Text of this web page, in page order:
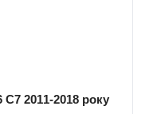
2011-2018 року